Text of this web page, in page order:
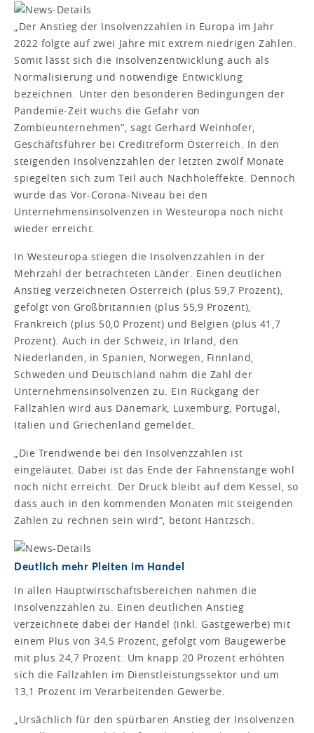
„Der Anstieg der Insolvenzzahlen in Europa im Jahr
2022 folgte auf zwei Jahre mit extrem niedrigen Zahlen.
Somit lässt sich die Insolvenzentwicklung auch als
Normalisierung und notwendige Entwicklung
bezeichnen. Unter den besonderen Bedingungen der
Pandemie-Zeit wuchs die Gefahr von
Zombieunternehmen“, sagt Gerhard Weinhofer,
Geschäftsführer bei Creditreform Österreich. In den
steigenden Insolvenzzahlen der letzten zwölf Monate
spiegelten sich zum Teil auch Nachholeffekte. Dennoch
wurde das Vor-Corona-Niveau bei den
Unternehmensinsolvenzen in Westeuropa noch nicht
wieder erreicht.
In Westeuropa stiegen die Insolvenzzahlen in der
Mehrzahl der betrachteten Länder. Einen deutlichen
Anstieg verzeichneten Österreich (plus 59,7 Prozent),
gefolgt von Großbritannien (plus 55,9 Prozent),
Frankreich (plus 50,0 Prozent) und Belgien (plus 41,7
Prozent). Auch in der Schweiz, in Irland, den
Niederlanden, in Spanien, Norwegen, Finnland,
Schweden und Deutschland nahm die Zahl der
Unternehmensinsolvenzen zu. Ein Rückgang der
Fallzahlen wird aus Dänemark, Luxemburg, Portugal,
Italien und Griechenland gemeldet.
„Die Trendwende bei den Insolvenzzahlen ist
eingeläutet. Dabei ist das Ende der Fahnenstange wohl
noch nicht erreicht. Der Druck bleibt auf dem Kessel, so
dass auch in den kommenden Monaten mit steigenden
Zahlen zu rechnen sein wird“, betont Hantzsch.
Deutlich mehr Pleiten im Handel
In allen Hauptwirtschaftsbereichen nahmen die
Insolvenzzahlen zu. Einen deutlichen Anstieg
verzeichnete dabei der Handel (inkl. Gastgewerbe) mit
einem Plus von 34,5 Prozent, gefolgt vom Baugewerbe
mit plus 24,7 Prozent. Um knapp 20 Prozent erhöhten
sich die Fallzahlen im Dienstleistungssektor und um
13,1 Prozent im Verarbeitenden Gewerbe.
„Ursächlich für den spürbaren Anstieg der Insolvenzen